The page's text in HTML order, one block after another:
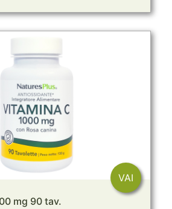
VAI
mg 90 tav.